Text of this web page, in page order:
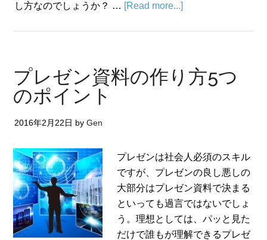
し方なのでしょうか？ … [Read more...]
プレゼン資料の作り方5つ
のポイント
2016年2月22日 byGen
プレゼンは社会人必須のスキル
ですが、プレゼンの良し悪しの
大部分はプレゼン資料で決まる
といっても過言ではないでしょ
う。理想としては、パッと見た
だけで誰もが理解できるプレゼ